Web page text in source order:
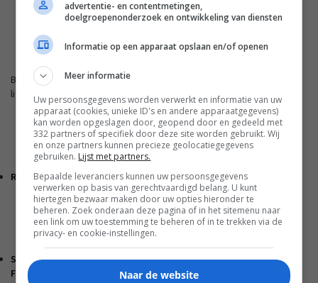
FWD.NL
Blijf op de hoogte met de nieuwste artikelen van ons
lifestyleplatform en bezoek FWD.nl.
REVIEW: LOEWE LEO – MET DE ZEGEN VAN MBAPPÉ
SAMSUNG GALAXY Z SERIES ZET VOLGENDE STAP IN
FOLDABLES
advertentie- en contentmetingen,
doelgroepenonderzoek en ontwikkeling van diensten
Informatie op een apparaat opslaan en/of openen
Meer informatie
Uw persoonsgegevens worden verwerkt en informatie van uw
apparaat (cookies, unieke ID's en andere apparaatgegevens)
kan worden opgeslagen door, geopend door en gedeeld met
332 partners of specifiek door deze site worden gebruikt. Wij
en onze partners kunnen precieze geolocatiegegevens
gebruiken. Lijst met partners.
Bepaalde leveranciers kunnen uw persoonsgegevens
verwerken op basis van gerechtvaardigd belang. U kunt
hiertegen bezwaar maken door uw opties hieronder te
beheren. Zoek onderaan deze pagina of in het sitemenu naar
een link om uw toestemming te beheren of in te trekken via de
privacy- en cookie-instellingen.
Naar de website